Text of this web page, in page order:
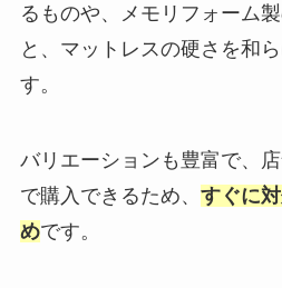
るものや、メモリフォーム
と、マットレスの硬さを和
す。
バリエーションも豊富で、
で購入できるため、 すぐに
めです。